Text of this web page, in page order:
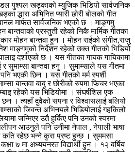
पुश्पल खड्काको म्युजिक भिडियो सार्वजनिक
द्धारा अभिनित प्यारी छोरी बोलको गीत
मार्फत सार्वजनिक भएको छ । माङ्गमु
बान्तवाको प्रस्तुती रहेको निकै मार्मिक गीतका
मोहन बान्तवा हुन । मोहन राईको संगीत,राजु
माङ्गमुको निर्देशन रहेको उक्त गीतको भिडियो
दर्शाएको छ । यस गीतका गायक गायिकामा
सुमाम्सा बान्तवा हनु । सुमाम्साले यस गीतमा
भएकी छिन । यस गीतको मर्म स्पर्शी
बान्तवा बाबु र छोरीको रुपमा फिचर भएका
रहेको यस भिडियोमा । संघर्षशिल एक
छन । त्यहाँ दुवैको सपना र विश्वासलाई बलियो
जिवन्त अभिनयले भिडियोलाई गहकिलो
जन्मिएर उतै हुर्किए पनि उनको स्वरमा
आउनुले पनि उनीमा नेपाल , नेपाली भाषा
कति रहेछ भन्ने कुरा प्रष्ट हुन्छ । सुममसा
७ मा अध्ययनरत विद्यार्थी हुन । १२ बर्षिय